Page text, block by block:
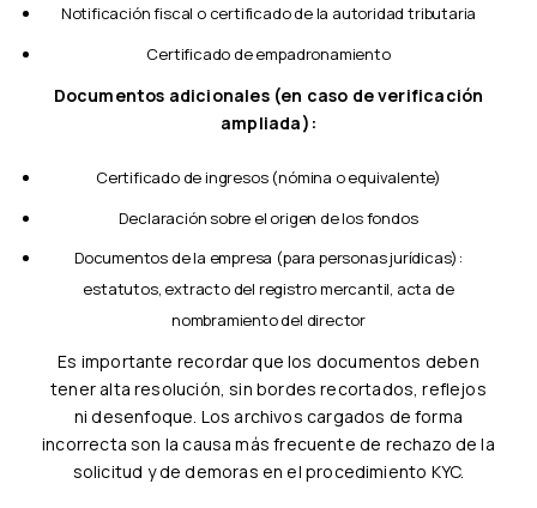
Notificación fiscal o certificado de la autoridad tributaria
Certificado de empadronamiento
Documentos adicionales (en caso de verificación
ampliada):
Certificado de ingresos (nómina o equivalente)
Declaración sobre el origen de los fondos
Documentos de la empresa (para personas jurídicas):
estatutos, extracto del registro mercantil, acta de
nombramiento del director
Es importante recordar que los documentos deben
tener alta resolución, sin bordes recortados, reflejos
ni desenfoque. Los archivos cargados de forma
incorrecta son la causa más frecuente de rechazo de la
solicitud y de demoras en el procedimiento KYC.